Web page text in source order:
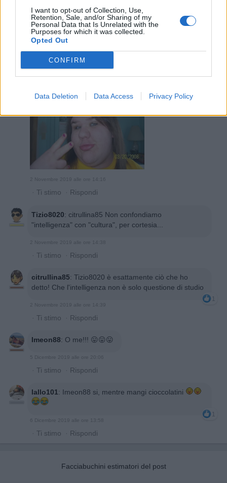
I want to opt-out of Collection, Use,
Retention, Sale, and/or Sharing of my
Personal Data that Is Unrelated with the
Purposes for which it was collected.
Opted Out
CONFIRM
Data Deletion Data Access Privacy Policy
2 Novembre 2019 alle ore 14:05
·Ti stimo ·Rispondi
1
2 Novembre 2019 alle ore 14:16
· Ti stimo · Rispondi
Tizio8020: citrullina85 Non confondiamo
"intelligenza" con "cultura", per cortesia...
2 Novembre 2019 alle ore 14:38
· Ti stimo · Rispondi
citrullina85: Tizio8020 è esattamente ciò che ho
detto! Che l'intelligenza non è solo questione di studio
1
2 Novembre 2019 alle ore 14:39
· Ti stimo · Rispondi
Imeon88: O me!!! 😛😛😛
5 Dicembre 2019 alle ore 20:06
· Ti stimo · Rispondi
lallo101: Imeon88 si, mentre mangi cioccolatini
1
6 Dicembre 2019 alle ore 13:58
· Ti stimo · Rispondi
Facciabuchini estimatori del post